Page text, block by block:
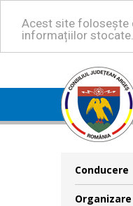
Acest site folosește
informațiilor stocate.
Conducere
Organizare